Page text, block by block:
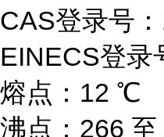
CAS登录号
EINECS登录
熔点：12 ℃
沸点：266